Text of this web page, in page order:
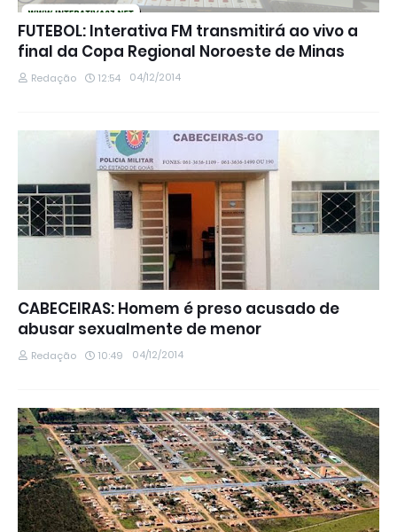
FUTEBOL: Interativa FM transmitirá ao vivo a
final da Copa Regional Noroeste de Minas
Redação 12:54 04/12/2014
CABECEIRAS: Homem é preso acusado de
abusar sexualmente de menor
Redação 10:49 04/12/2014